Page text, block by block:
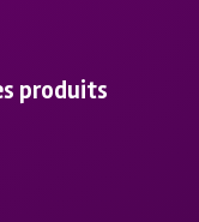
produits